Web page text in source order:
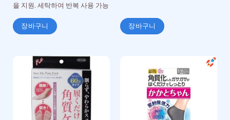
을 지원. 세탁하여 반복 사용 가능
장바구니 장바구니